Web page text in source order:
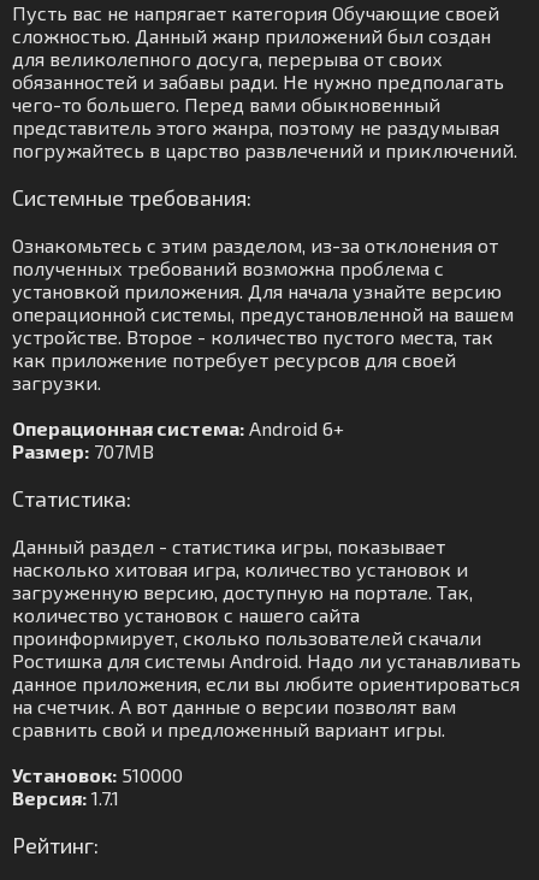
Пусть вас не напрягает категория Обучающие своей
сложностью. Данный жанр приложений был создан
для великолепного досуга, перерыва от своих
обязанностей и забавы ради. Не нужно предполагать
чего-то большего. Перед вами обыкновенный
представитель этого жанра, поэтому не раздумывая
погружайтесь в царство развлечений и приключений.
Системные требования:
Ознакомьтесь с этим разделом, из-за отклонения от
полученных требований возможна проблема с
установкой приложения. Для начала узнайте версию
операционной системы, предустановленной на вашем
устройстве. Второе - количество пустого места, так
как приложение потребует ресурсов для своей
загрузки.
Операционная система: Android 6+
Размер: 707MB
Статистика:
Данный раздел - статистика игры, показывает
насколько хитовая игра, количество установок и
загруженную версию, доступную на портале. Так,
количество установок с нашего сайта
проинформирует, сколько пользователей скачали
Ростишка для системы Android. Надо ли устанавливать
данное приложения, если вы любите ориентироваться
на счетчик. А вот данные о версии позволят вам
сравнить свой и предложенный вариант игры.
Установок: 510000
Версия: 1.7.1
Рейтинг: